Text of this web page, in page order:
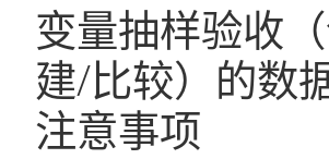
变量抽样验收
建/比较） 的数
注意事项